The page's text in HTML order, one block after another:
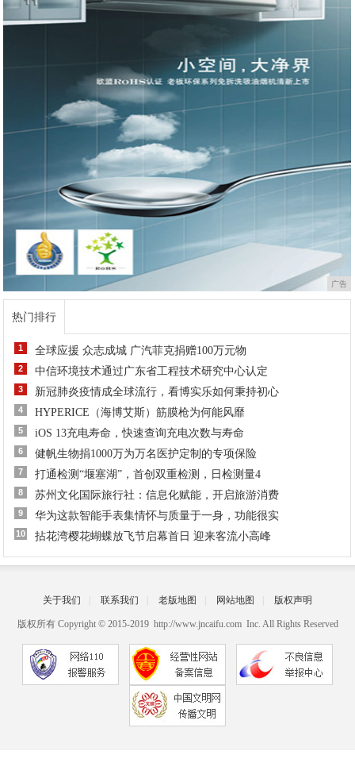
广告
热门排行
1 全球应援 众志成城 广汽菲克捐赠100万元物
2 中信环境技术通过广东省工程技术研究中心认定
3 新冠肺炎疫情成全球流行，看博实乐如何秉持初心
4 HYPERICE（海博艾斯）筋膜枪为何能风靡
5 iOS 13充电寿命，快速查询充电次数与寿命
6 健帆生物捐1000万为万名医护定制的专项保险
7 打通检测“堰塞湖”，首创双重检测，日检测量4
8 苏州文化国际旅行社：信息化赋能，开启旅游消费
9 华为这款智能手表集情怀与质量于一身，功能很实
10 拈花湾樱花蝴蝶放飞节启幕首日 迎来客流小高峰
关于我们 联系我们 老版地图 网站地图 版权声明
版权所有 Copyright © 2015-2019 http://www.jncaifu.com Inc. All Rights Reserved